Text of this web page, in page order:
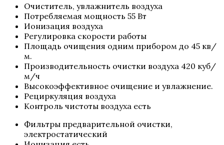
Очи­сти­тель, увлаж­ни­тель воздуха
Потреб­ля­е­мая мощ­ность 55 Вт
Иони­за­ция воздуха
Регу­ли­ров­ка ско­ро­сти работы
Пло­щадь очи­ще­ния одним при­бо­ром до 45 кв/​
м.
Про­из­во­ди­тель­ность очист­ки воз­ду­ха 420 куб/​
м/​ч
Высо­ко­эф­фек­тив­ное очи­ще­ние и увлажнение.
Рецир­ку­ля­ция воздуха
Кон­троль чисто­ты воз­ду­ха есть
Филь­тры пред­ва­ри­тель­ной очист­ки,
электростатический